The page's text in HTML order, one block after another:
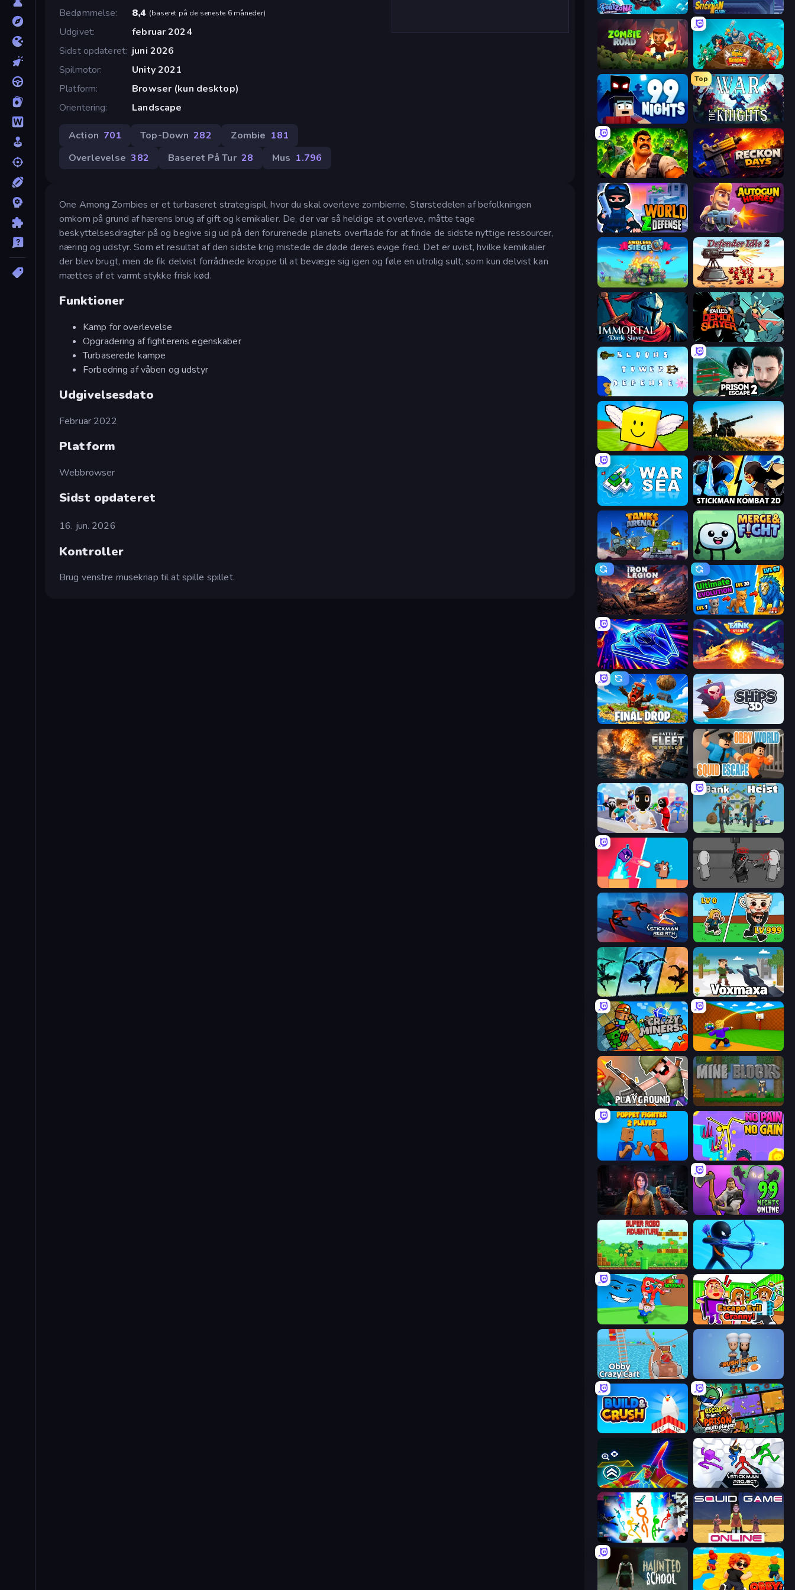
Bedømmelse
8,4 (baseret på de seneste 6 måneder)
Udgivet
februar 2024
Sidst opdateret juni 2026
Spilmotor
Unity 2021
Platform
Browser (kun desktop)
Orientering
Landscape
Action 701 Top-Down 282 Zombie 181
Overlevelse 382 Baseret På Tur 28 Mus 1.796
One Among Zombies er et turbaseret strategispil, hvor du skal overleve zombierne. Størstedelen af befolkningen
omkom på grund af hærens brug af gift og kemikalier. De, der var så heldige at overleve, måtte tage
beskyttelsesdragter på og begive sig ud på den forurenede planets overflade for at finde de sidste nyttige ressourcer,
næring og udstyr. Som et resultat af den sidste krig mistede de døde deres evige fred. Det er uvist, hvilke kemikalier
der blev brugt, men de fik delvist forrådnede kroppe til at bevæge sig igen og føle en utrolig sult, som kun delvist kan
mættes af et varmt stykke frisk kød.
Funktioner
Kamp for overlevelse
Opgradering af fighterens egenskaber
Turbaserede kampe
Forbedring af våben og udstyr
Udgivelsesdato
Februar 2022
Platform
Webbrowser
Sidst opdateret
16. jun. 2026
Kontroller
Brug venstre museknap til at spille spillet.
Fortzone Battle Royale Stickman Clash
Zombie Road Epic Empire: Tower Defense
99 Nights (Bloxd.io)
Top
War the Knights
Zombie Lab Escape Reckon Days
World Z Defense - Zombie Defense Autogun Heroes
Endless Siege Defender Idle 2
Immortal: Dark Slayer Tailed Demon Slayer
Prison Escape 2
Lucky Brainrot Blocks Online Artillery Vs Tanks
War Sea Stickman Kombat 2D
Tanks Arena io: Craft & Combat Merge & Fight
Iron Legion Ultimate Evolution
Stellar Swarm Tank Stars
Final Drop Ships 3D
Battle Fleet World
Bank Heist
Boom Slingers ReBoom Madness Project Nexus
Stickman Rebirth Brainrot Arena Online
Shadow Ninja Revenge Voxmaxa
Crazy Miners Throw a Lucky Block
Playground Mine Blocks
Puppet Fighter 2 Player No Pain No Gain - Ragdoll Sandbox
Survival Zone Zombie Outbreak 99 Nights in the Forest Online
Super Robo - Adventure Archers Random
Escape Evil Granny!
Obby: Crazy Cart Rush Hour Cafe
Build and Crush Escape From Prison Multiplayer
Surf GO Parkour Stickman Project
Stickman Epic Squid Game Online